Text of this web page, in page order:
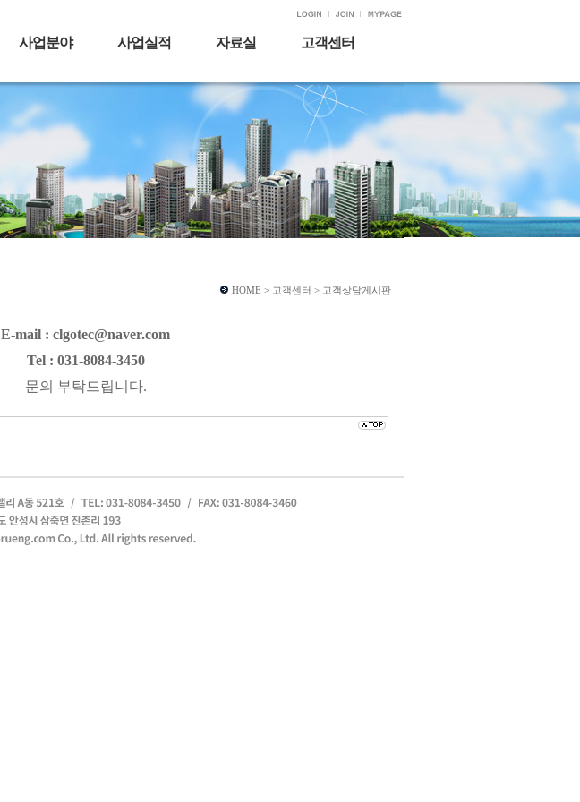
사업분야 사업실적 자료실 고객센터
HOME > 고객센터 > 고객상담게시판
E-mail : clgotec@naver.com
Tel : 031-8084-3450
문의 부탁드립니다.